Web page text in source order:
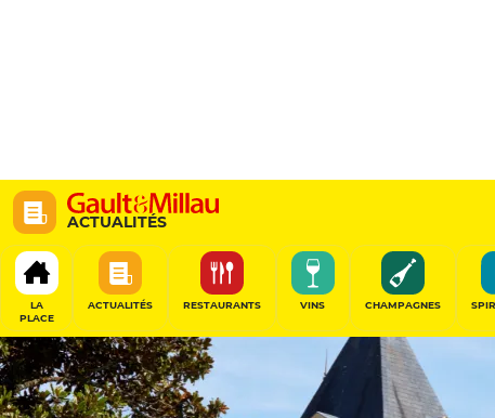
ACTUALITÉS
LA
PLACE
ACTUALITÉS RESTAURANTS VINS CHAMPAGNES